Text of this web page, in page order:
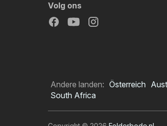
Volg ons
Andere landen: Österreich
South Africa